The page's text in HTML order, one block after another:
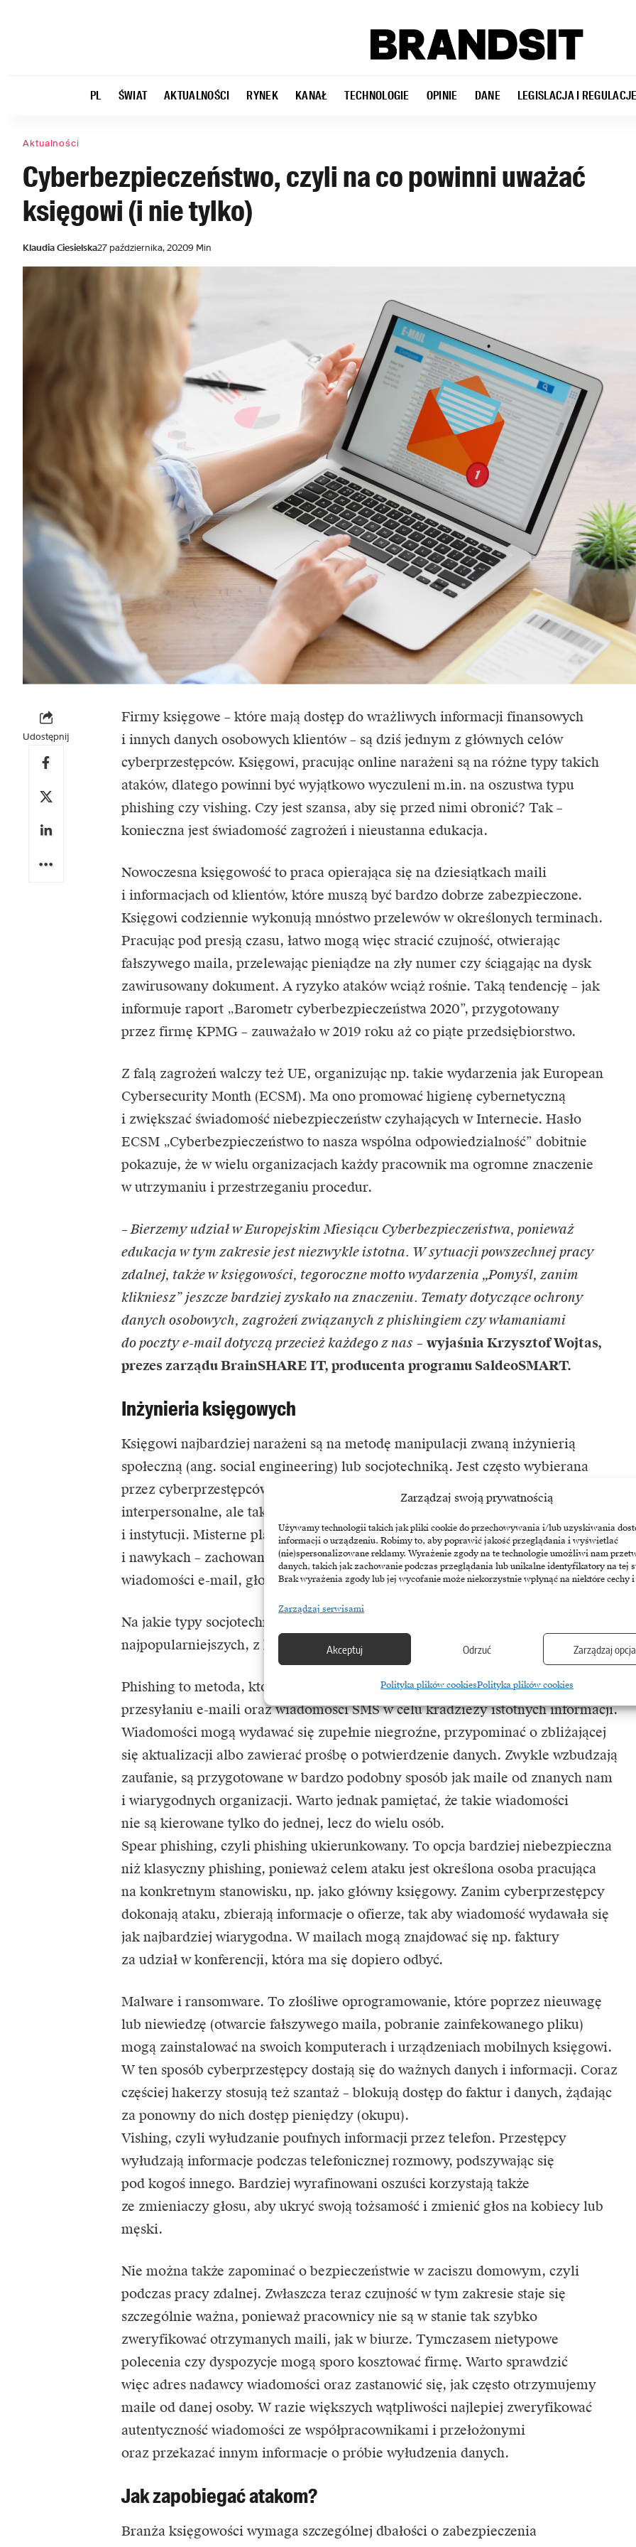
Zarządzaj swoją prywatnością
Używamy technologii takich jak pliki cookie do przechowywania i/lub uzyskiwania
informacji o urządzeniu. Robimy to, aby poprawić jakość przeglądania i wyświetlać
(nie)spersonalizowane reklamy. Wyrażenie zgody na te technologie umożliwi nam
danych, takich jak zachowanie podczas przeglądania lub unikalne identyfikatory na tej
Brak wyrażenia zgody lub jej wycofanie może niekorzystnie wpłynąć na niektóre cechy
Zarządzaj serwisami
Akceptuj Odrzuć Zarządzaj
Polityka plików cookiesPolityka plików cookies
PL ŚWIAT AKTUALNOŚCI RYNEK KANAŁ TECHNOLOGIE OPINIE DANE LEGISLACJA I
Aktualności
Cyberbezpieczeństwo, czyli na co powinni uważać
księgowi (i nie tylko)
Klaudia Ciesielska27 października, 20209 Min
Udostępnij
Firmy księgowe – które mają dostęp do wrażliwych informacji finansowych
i innych danych osobowych klientów – są dziś jednym z głównych celów
cyberprzestępców. Księgowi, pracując online narażeni są na różne typy takich
ataków, dlatego powinni być wyjątkowo wyczuleni m.in. na oszustwa typu
phishing czy vishing. Czy jest szansa, aby się przed nimi obronić? Tak –
konieczna jest świadomość zagrożeń i nieustanna edukacja.
Nowoczesna księgowość to praca opierająca się na dziesiątkach maili
i informacjach od klientów, które muszą być bardzo dobrze zabezpieczone.
Księgowi codziennie wykonują mnóstwo przelewów w określonych terminach.
Pracując pod presją czasu, łatwo mogą więc stracić czujność, otwierając
fałszywego maila, przelewając pieniądze na zły numer czy ściągając na dysk
zawirusowany dokument. A ryzyko ataków wciąż rośnie. Taką tendencję – jak
informuje raport „Barometr cyberbezpieczeństwa 2020”, przygotowany
przez firmę KPMG – zauważało w 2019 roku aż co piąte przedsiębiorstwo.
Z falą zagrożeń walczy też UE, organizując np. takie wydarzenia jak European
Cybersecurity Month (ECSM). Ma ono promować higienę cybernetyczną
i zwiększać świadomość niebezpieczeństw czyhających w Internecie. Hasło
ECSM „Cyberbezpieczeństwo to nasza wspólna odpowiedzialność” dobitnie
pokazuje, że w wielu organizacjach każdy pracownik ma ogromne znaczenie
w utrzymaniu i przestrzeganiu procedur.
– Bierzemy udział w Europejskim Miesiącu Cyberbezpieczeństwa, ponieważ
edukacja w tym zakresie jest niezwykle istotna. W sytuacji powszechnej pracy
zdalnej, także w księgowości, tegoroczne motto wydarzenia „Pomyśl, zanim
klikniesz” jeszcze bardziej zyskało na znaczeniu. Tematy dotyczące ochrony
danych osobowych, zagrożeń związanych z phishingiem czy włamaniami
do poczty e-mail dotyczą przecież każdego z nas – wyjaśnia Krzysztof Wojtas,
prezes zarządu BrainSHARE IT, producenta programu SaldeoSMART.
Inżynieria księgowych
Księgowi najbardziej narażeni są na metodę manipulacji zwaną inżynierią
społeczną (ang. social engineering) lub socjotechniką. Jest często wybierana
przez cyberprzestępców, którzy nie tylko wykorzystują swoje umiejętności
interpersonalne, ale także ludzkie błędy i zaufanie do dobrze znanych nam osób
i instytucji. Misterne plany oszustw budowane są na ludzkich odruchach
i nawykach – zachowaniem steruje się za pomocą starannie zaprojektowanych
wiadomości e-mail, głosowych oraz SMS-ów.
Na jakie typy socjotechnik narażeni są najbardziej księgowi? Poniżej kilka
najpopularniejszych, z którymi mierzą się podczas codziennych obowiązków:
Phishing to metoda, która polega na tworzeniu fałszywych stron internetowych,
przesyłaniu e-maili oraz wiadomości SMS w celu kradzieży istotnych informacji.
Wiadomości mogą wydawać się zupełnie niegroźne, przypominać o zbliżającej
się aktualizacji albo zawierać prośbę o potwierdzenie danych. Zwykle wzbudzają
zaufanie, są przygotowane w bardzo podobny sposób jak maile od znanych nam
i wiarygodnych organizacji. Warto jednak pamiętać, że takie wiadomości
nie są kierowane tylko do jednej, lecz do wielu osób.
Spear phishing, czyli phishing ukierunkowany. To opcja bardziej niebezpieczna
niż klasyczny phishing, ponieważ celem ataku jest określona osoba pracująca
na konkretnym stanowisku, np. jako główny księgowy. Zanim cyberprzestępcy
dokonają ataku, zbierają informacje o ofierze, tak aby wiadomość wydawała się
jak najbardziej wiarygodna. W mailach mogą znajdować się np. faktury
za udział w konferencji, która ma się dopiero odbyć.
Malware i ransomware. To złośliwe oprogramowanie, które poprzez nieuwagę
lub niewiedzę (otwarcie fałszywego maila, pobranie zainfekowanego pliku)
mogą zainstalować na swoich komputerach i urządzeniach mobilnych księgowi.
W ten sposób cyberprzestępcy dostają się do ważnych danych i informacji. Coraz
częściej hakerzy stosują też szantaż – blokują dostęp do faktur i danych, żądając
za ponowny do nich dostęp pieniędzy (okupu).
Vishing, czyli wyłudzanie poufnych informacji przez telefon. Przestępcy
wyłudzają informacje podczas telefonicznej rozmowy, podszywając się
pod kogoś innego. Bardziej wyrafinowani oszuści korzystają także
ze zmieniaczy głosu, aby ukryć swoją tożsamość i zmienić głos na kobiecy lub
męski.
Nie można także zapominać o bezpieczeństwie w zaciszu domowym, czyli
podczas pracy zdalnej. Zwłaszcza teraz czujność w tym zakresie staje się
szczególnie ważna, ponieważ pracownicy nie są w stanie tak szybko
zweryfikować otrzymanych maili, jak w biurze. Tymczasem nietypowe
polecenia czy dyspozycje mogą sporo kosztować firmę. Warto sprawdzić
więc adres nadawcy wiadomości oraz zastanowić się, jak często otrzymujemy
maile od danej osoby. W razie większych wątpliwości najlepiej zweryfikować
autentyczność wiadomości ze współpracownikami i przełożonymi
oraz przekazać innym informacje o próbie wyłudzenia danych.
Jak zapobiegać atakom?
Branża księgowości wymaga szczególnej dbałości o zabezpieczenia